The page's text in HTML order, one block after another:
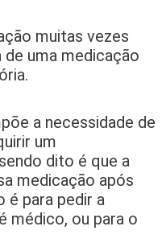
muitas vezes
uma medicação
a necessidade de
um
dito é que a
medicação após
é para pedir a
médico, ou para o